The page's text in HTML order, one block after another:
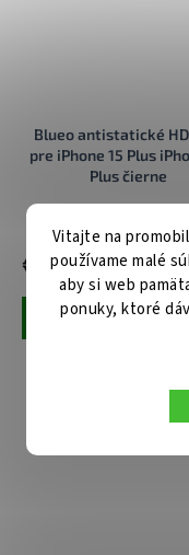
Vitajte na
používame malé
aby si web
ponuky, ktoré
Blueo antistatické
pre iPhone 15 Plus
Plus čierne
€11,90
Pridať do košíka